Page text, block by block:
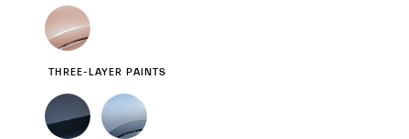
THREE-LAYER PAINTS